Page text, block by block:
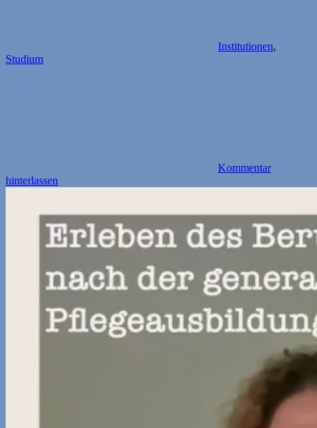
Institutionen,
Studium
Kommentar
hinterlassen